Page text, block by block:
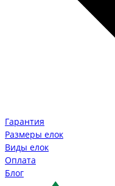
Гарантия
Размеры елок
Виды елок
Оплата
Блог